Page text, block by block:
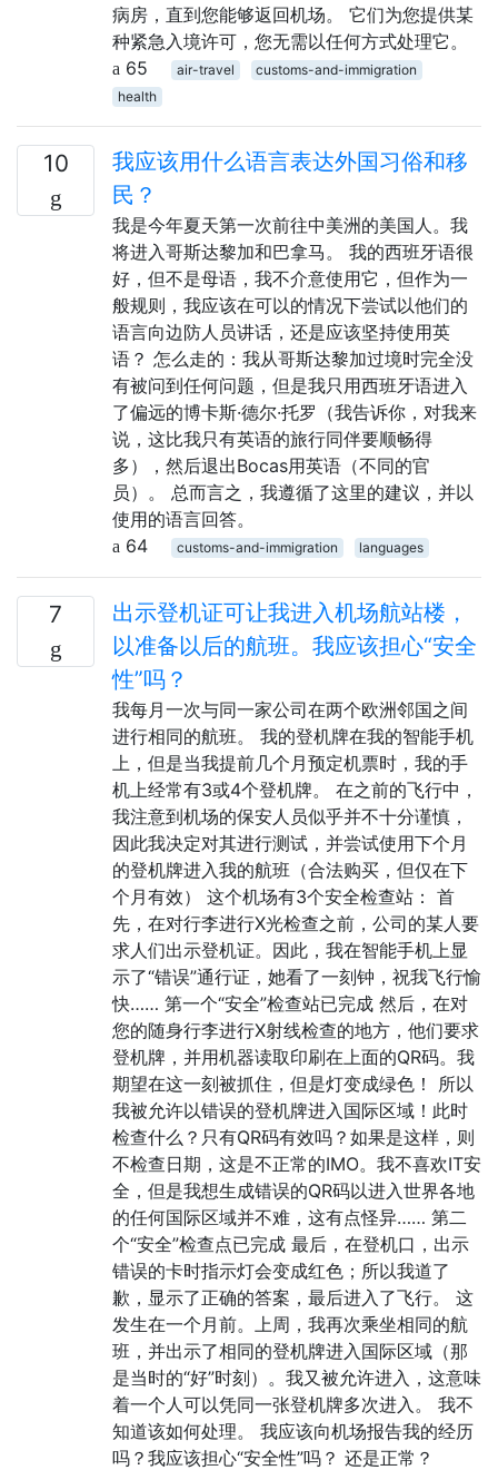
病房，直到您能够返回机场。 它们为您提供某
种紧急入境许可，您无需以任何方式处理它。
65
air-travel
customs-and-immigration
health
10
我应该用什么语言表达外国习俗和移
民？
我是今年夏天第一次前往中美洲的美国人。我
将进入哥斯达黎加和巴拿马。 我的西班牙语很
好，但不是母语，我不介意使用它，但作为一
般规则，我应该在可以的情况下尝试以他们的
语言向边防人员讲话，还是应该坚持使用英
语？ 怎么走的：我从哥斯达黎加过境时完全没
有被问到任何问题，但是我只用西班牙语进入
了偏远的博卡斯·德尔·托罗（我告诉你，对我来
说，这比我只有英语的旅行同伴要顺畅得
多），然后退出Bocas用英语（不同的官
员）。 总而言之，我遵循了这里的建议，并以
使用的语言回答。
64
customs-and-immigration languages
7
出示登机证可让我进入机场航站楼，
以准备以后的航班。我应该担心“安全
性”吗？
我每月一次与同一家公司在两个欧洲邻国之间
进行相同的航班。 我的登机牌在我的智能手机
上，但是当我提前几个月预定机票时，我的手
机上经常有3或4个登机牌。 在之前的飞行中，
我注意到机场的保安人员似乎并不十分谨慎，
因此我决定对其进行测试，并尝试使用下个月
的登机牌进入我的航班（合法购买，但仅在下
个月有效） 这个机场有3个安全检查站： 首
先，在对行李进行X光检查之前，公司的某人要
求人们出示登机证。因此，我在智能手机上显
示了“错误”通行证，她看了一刻钟，祝我飞行愉
快…… 第一个“安全”检查站已完成 然后，在对
您的随身行李进行X射线检查的地方，他们要求
登机牌，并用机器读取印刷在上面的QR码。我
期望在这一刻被抓住，但是灯变成绿色！ 所以
我被允许以错误的登机牌进入国际区域！此时
检查什么？只有QR码有效吗？如果是这样，则
不检查日期，这是不正常的IMO。我不喜欢IT安
全，但是我想生成错误的QR码以进入世界各地
的任何国际区域并不难，这有点怪异…… 第二
个“安全”检查点已完成 最后，在登机口，出示
错误的卡时指示灯会变成红色；所以我道了
歉，显示了正确的答案，最后进入了飞行。 这
发生在一个月前。上周，我再次乘坐相同的航
班，并出示了相同的登机牌进入国际区域（那
是当时的“好”时刻）。我又被允许进入，这意味
着一个人可以凭同一张登机牌多次进入。 我不
知道该如何处理。 我应该向机场报告我的经历
吗？我应该担心“安全性”吗？ 还是正常？